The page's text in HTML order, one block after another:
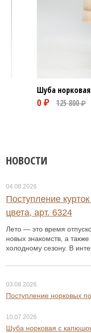
Шуба
НОВОСТИ
04.08.2026
Поступление
цвета, арт. 6324
Лето — это время
новых знакомств, а
холодному сезону. В
03.08.2026
Поступление норковых
10.07.2026
Шуба норковая с